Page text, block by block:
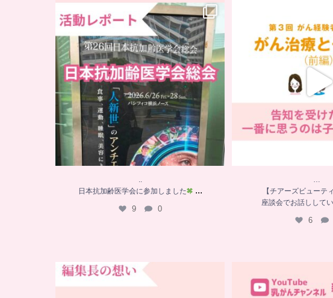
日本抗加齢医学会に参加しました
...
9 0
..
日本抗加齢医学会に参加しました
...
9 0
座談会でお話しして
6
…
【チアーズビューテ
座談会でお話しして
6
…
チアーズビューティー誕生秘話
YouTube乳がんチ
新着動画